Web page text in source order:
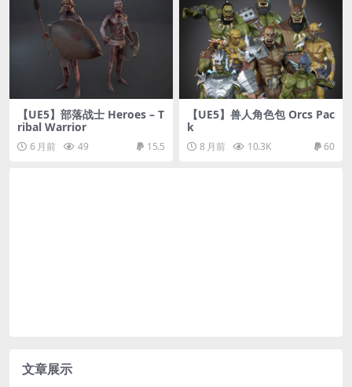
【UE5】部落战士 Heroes – T
ribal Warrior
6 月前 49 15.5
【UE5】兽人角色包 Orcs Pac
k
8 月前 10.3K 60
文章展示